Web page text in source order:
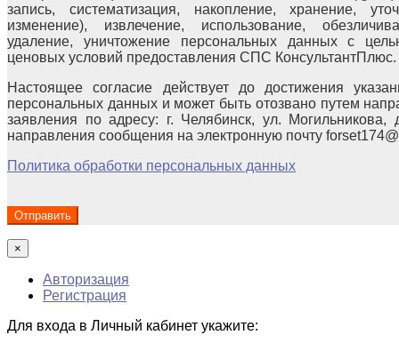
запись, систематизация, накопление, хранение,
изменение), извлечение, использование,
удаление, уничтожение персональных данных с
ценовых условий предоставления СПС КонсультантПлюс.
Настоящее согласие действует до достижения
персональных данных и может быть отозвано путем
заявления по адресу: г. Челябинск, ул.
направления сообщения на электронную почту
Политика обработки персональных данных
×
Авторизация
Регистрация
Для входа в Личный кабинет укажите: